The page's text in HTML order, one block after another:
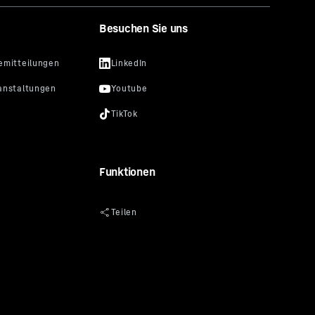
zu
1
und
Besuchen Sie uns
Funktionen